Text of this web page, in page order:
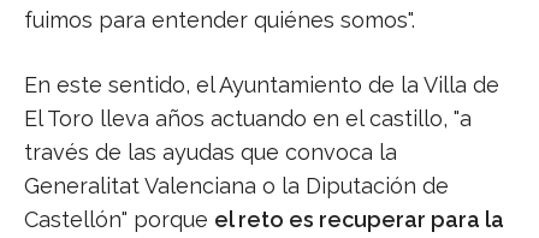
fuimos para entender quiénes somos".
En este sentido, el Ayuntamiento de la Villa de
El Toro lleva años actuando en el castillo, "a
través de las ayudas que convoca la
Generalitat Valenciana o la Diputación de
Castellón" porque el reto es recuperar para la